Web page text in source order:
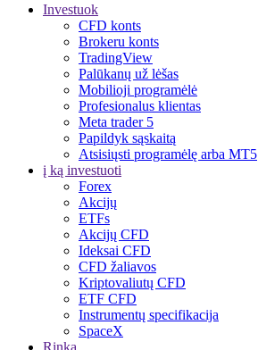
Investuok
CFD konts
Brokeru konts
TradingView
Palūkanų už lėšas
Mobilioji programėlė
Profesionalus klientas
Meta trader 5
Papildyk sąskaitą
Atsisiųsti programėlę arba MT5
į ką investuoti
Forex
Akcijų
ETFs
Akcijų CFD
Ideksai CFD
CFD žaliavos
Kriptovaliutų CFD
ETF CFD
Instrumentų specifikacija
SpaceX
Rinka